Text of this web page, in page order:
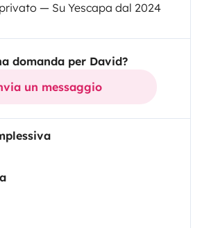
— Su Yescapa dal 2024
domanda per David?
un messaggio